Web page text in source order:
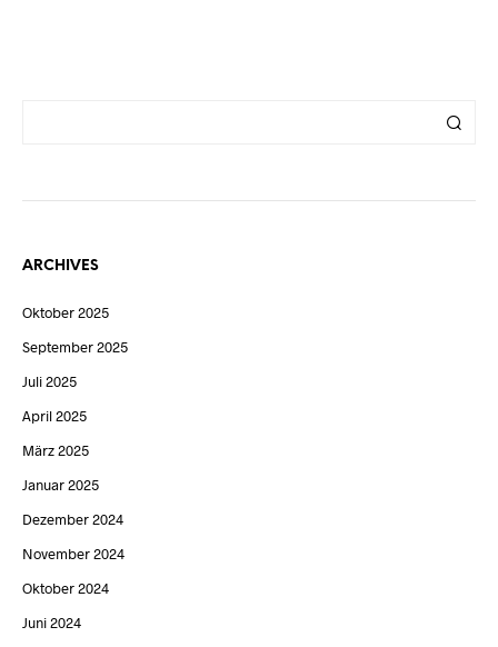
ARCHIVES
Oktober 2025
September 2025
Juli 2025
April 2025
März 2025
Januar 2025
Dezember 2024
November 2024
Oktober 2024
Juni 2024